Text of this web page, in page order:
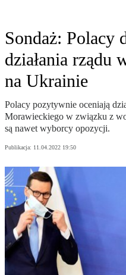
Sondaż: Polacy
działania rządu
na Ukrainie
Polacy pozytywnie oceniają
Morawieckiego w związku z
są nawet wyborcy opozycji.
Publikacja: 11.04.2022 19:50